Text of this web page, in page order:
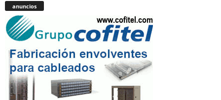
anuncios